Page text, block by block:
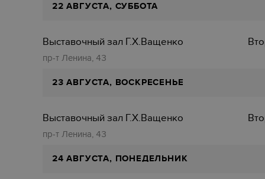
22 АВГУСТА, СУББОТА
Выставочный зал Г.Х.Ващенко
пр-т Ленина, 43
23 АВГУСТА, ВОСКРЕСЕНЬЕ
Выставочный зал Г.Х.Ващенко
пр-т Ленина, 43
24 АВГУСТА, ПОНЕДЕЛЬНИК